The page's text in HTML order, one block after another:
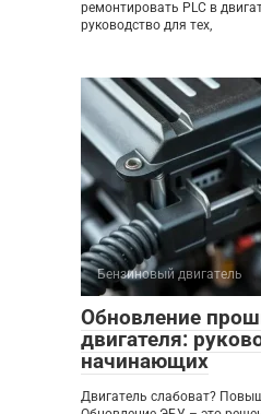
ремонтировать PLC в
руководство для тех,
Бензиновый двигатель
Обновление
двигателя:
начинающих
Двигатель слабоват?